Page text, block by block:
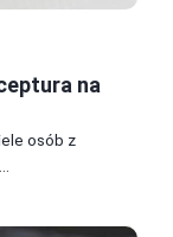
na
osób z